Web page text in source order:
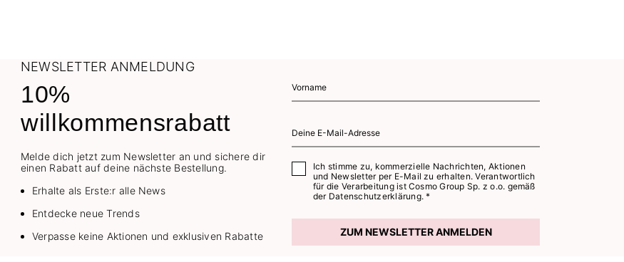
NEWSLETTER ANMELDUNG
10%
willkommensrabatt
Melde dich jetzt zum Newsletter an und sichere dir
einen Rabatt auf deine nächste Bestellung.
Erhalte als Erste:r alle News
Entdecke neue Trends
Verpasse keine Aktionen und exklusiven Rabatte
Ich stimme zu, kommerzielle Nachrichten, Aktionen
und Newsletter per E-Mail zu erhalten. Verantwortlich
für die Verarbeitung ist Cosmo Group Sp. z o.o. gemäß
der Datenschutzerklärung. *
ZUM NEWSLETTER ANMELDEN